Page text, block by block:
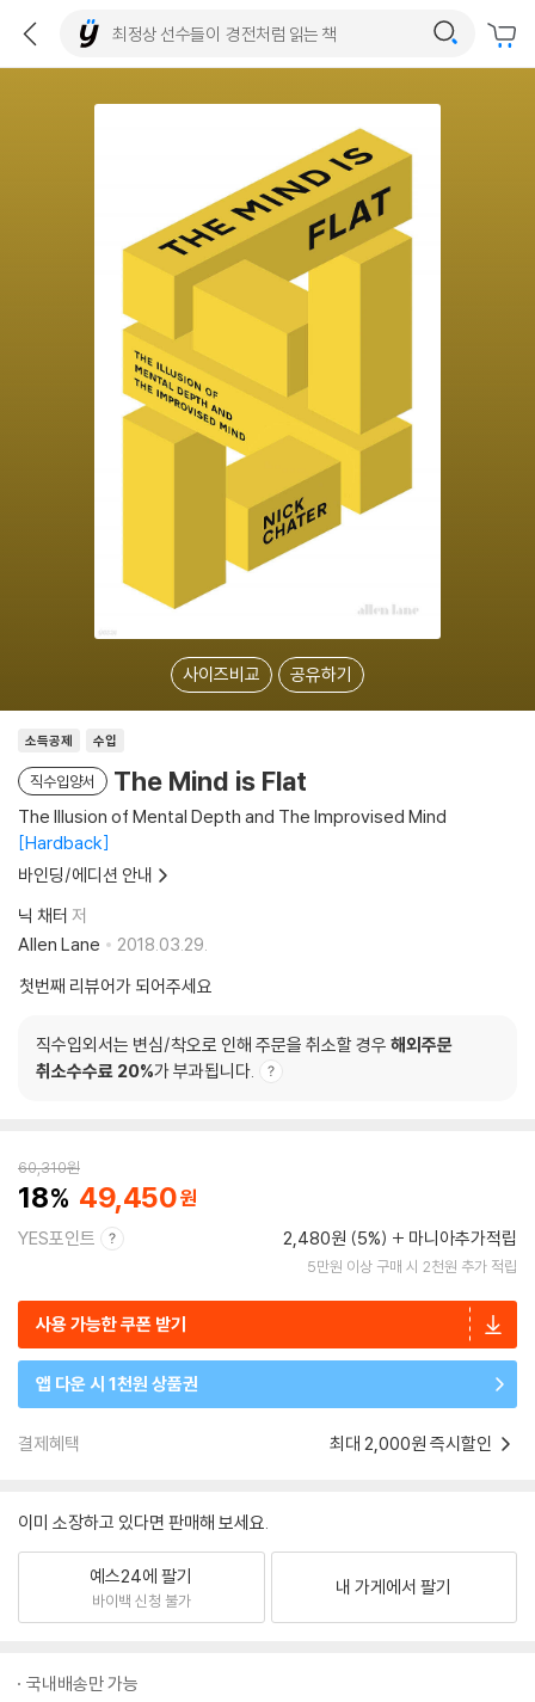
사이즈비교 공유하기
소득공제 수입
직수입양서 The Mind is Flat
The Illusion of Mental Depth and The Improvised Mind
Hardback
바인딩/에디션 안내
닉 채터 저
Allen Lane
2018.03.29.
첫번째 리뷰어가 되어주세요
직수입외서는 변심/착오로 인해 주문을 취소할 경우 해외주문
취소수수료 20%가 부과됩니다.
60,310원
18 49,450
YES포인트 2,480원 (5%) 마니아추가적립
5만원 이상 구매 시 2천원 추가 적립
사용 가능한 쿠폰 받기
앱 다운 시 1천원 상품권
결제혜택 최대 2,000원 즉시할인
이미 소장하고 있다면 판매해 보세요.
예스24에 팔기
바이백 신청 불가
내 가게에서 팔기
국내배송만 가능